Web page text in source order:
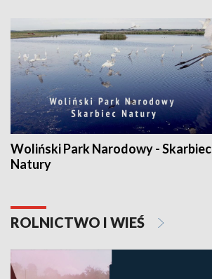
Woliński Park Narodowy - Skarbiec
Natury
ROLNICTWO I WIEŚ